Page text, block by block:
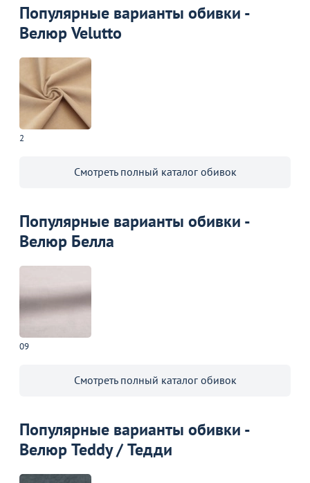
Популярные варианты обивки -
Велюр Velutto
2
Смотреть полный каталог обивок
Популярные варианты обивки -
Велюр Белла
09
Смотреть полный каталог обивок
Популярные варианты обивки -
Велюр Teddy / Тедди